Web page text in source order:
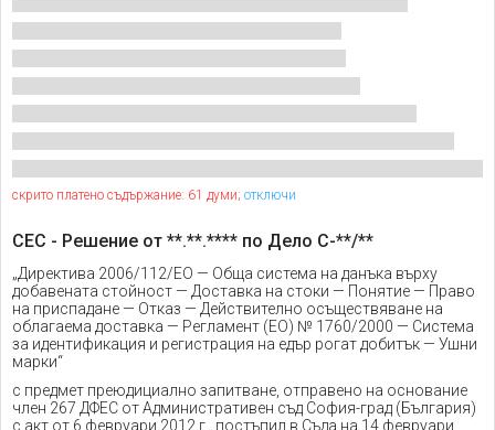
скрито платено съдържание: 61 думи; отключи
СЕС - Решение от **.**.**** по Дело С-**/**
„Директива 2006/112/ЕО — Обща система на данъка върху
добавената стойност — Доставка на стоки — Понятие — Право
на приспадане — Отказ — Действително осъществяване на
облагаема доставка — Регламент (ЕО) № 1760/2000 — Система
за идентификация и регистрация на едър рогат добитък — Ушни
марки“
с предмет преюдициално запитване, отправено на основание
член 267 ДФЕС от Административен съд София-град (България)
с акт от 6 февруари 2012 г., постъпил в Съда на 14 февруари